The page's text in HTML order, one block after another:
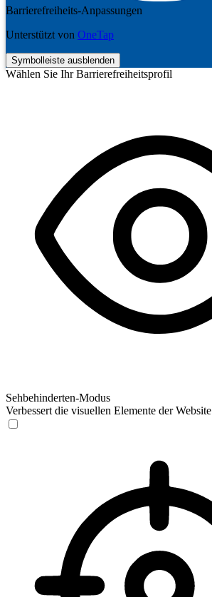
Barrierefreiheits-Anpassungen
Unterstützt von OneTap
Symbolleiste ausblenden
Wählen Sie Ihr Barrierefreiheitsprofil
Sehbehinderten-Modus
Verbessert die visuellen Elemente der Website